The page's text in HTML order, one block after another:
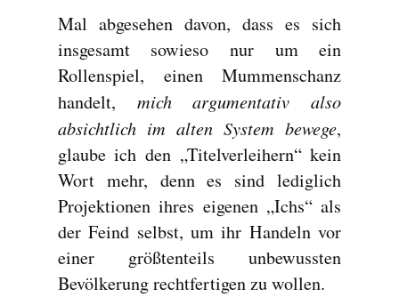
Mal abgesehen davon, dass es sich
insgesamt sowieso nur um ein
Rollenspiel, einen Mummenschanz
handelt, mich argumentativ also
absichtlich im alten System bewege,
glaube ich den „Titelverleihern“ kein
Wort mehr, denn es sind lediglich
Projektionen ihres eigenen „Ichs“ als
der Feind selbst, um ihr Handeln vor
einer größtenteils unbewussten
Bevölkerung rechtfertigen zu wollen.